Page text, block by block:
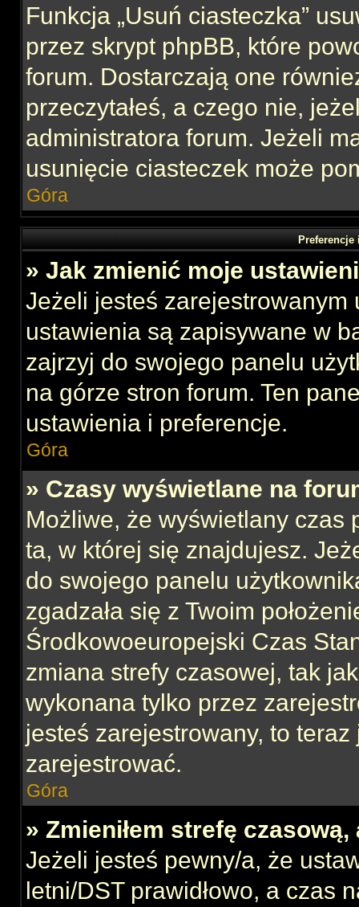
Funkcja „Usuń ciasteczka”
przez skrypt phpBB, które
forum. Dostarczają one
przeczytałeś, a czego nie,
administratora forum. Jeżeli
usunięcie ciasteczek może
Góra
» Jak zmienić moje
Jeżeli jesteś zarejestrowanym
ustawienia są zapisywane w
zajrzyj do swojego panelu
na górze stron forum. Ten
ustawienia i preferencje.
Góra
» Czasy wyświetlane na
Możliwe, że wyświetlany czas
ta, w której się znajdujesz.
do swojego panelu
zgadzała się z Twoim
Środkowoeuropejski Czas
zmiana strefy czasowej, tak
wykonana tylko przez
jesteś zarejestrowany, to
zarejestrować.
Góra
» Zmieniłem strefę
Jeżeli jesteś pewny/a, że
letni/DST prawidłowo, a czas